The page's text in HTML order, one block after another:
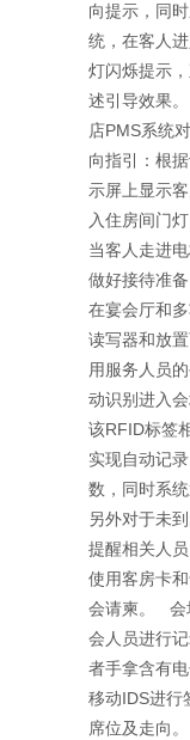
向提示，同
统，在客人
灯闪烁提示
述引导效果
店PMS系统
向指引：根
示屏上显示
入住房间门
当客人走进
做好接待准
在宴会厅和
读写器和放
用服务人员
动识别进入
该RFID标签
实现自动记
数，同时系
另外对于未
提醒相关人
使用客房卡
会请柬。 会
会人员进行
者手拿含有
移动IDS进行
席位及走向